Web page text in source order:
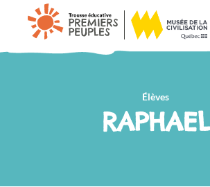
Élèves
RAPHAEL